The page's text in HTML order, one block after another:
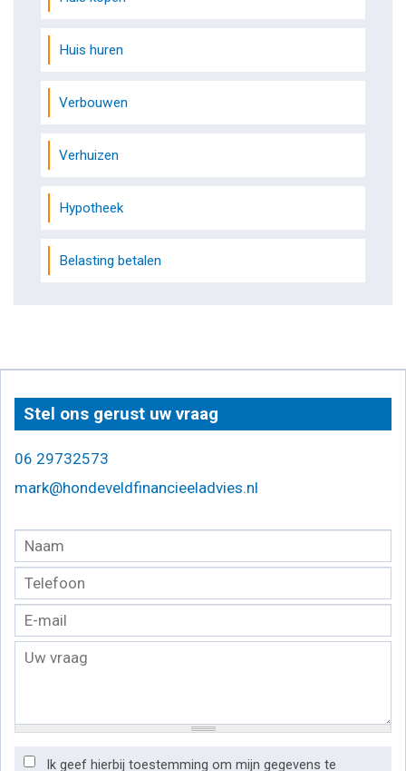
Huis huren
Verbouwen
Verhuizen
Hypotheek
Belasting betalen
Stel ons gerust uw vraag
06 29732573
mark@hondeveldfinancieeladvies.nl
Ik geef hierbij toestemming om mijn gegevens te